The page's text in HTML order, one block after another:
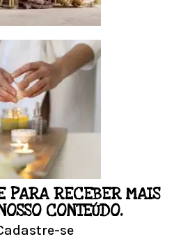
PERSONALIZADO
e receba o seu
e faça sua Pesquisa
PARA RECEBER MAIS
CONTEÚDO.
se